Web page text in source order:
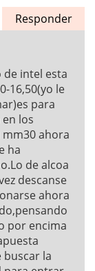
Responder
de intel esta
16,50(yo le
para
los
ahora
ha
de alcoa
descanse
ahora
por encima
la